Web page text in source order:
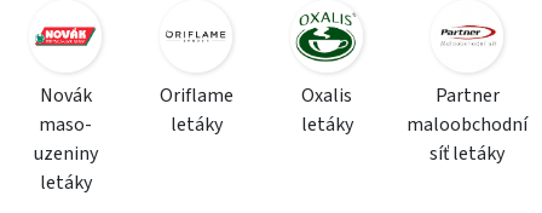
Novák
maso-
uzeniny
letáky
Oriflame
letáky
Oxalis
letáky
Partner
maloobchodní
síť letáky